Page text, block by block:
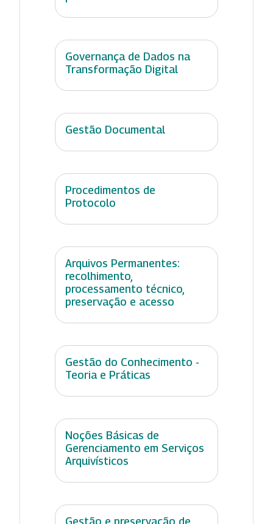
Governança de Dados na
Transformação Digital
Gestão Documental
Procedimentos de
Protocolo
Arquivos Permanentes:
recolhimento,
processamento técnico,
preservação e acesso
Gestão do Conhecimento -
Teoria e Práticas
Noções Básicas de
Gerenciamento em Serviços
Arquivísticos
Gestão e preservação de